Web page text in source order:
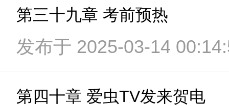
第三十九章 考前预热
发布于 2025-03-14
第四十章 爱虫TV发来贺电